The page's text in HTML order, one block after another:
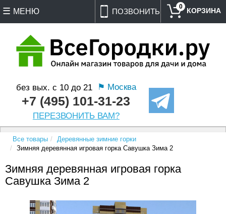
ПОЗВОНИТЬ
без вых. с 10 до 21 ⚑ Москва
+7 (495) 101-31-23
ПЕРЕЗВОНИТЬ ВАМ?
0
МЕНЮ
Все товары
Деревянные зимние горки
Зимняя деревянная игровая горка Савушка Зима 2
Зимняя деревянная игровая горка
Савушка Зима 2